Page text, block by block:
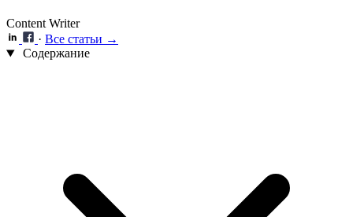
Content Writer
· Все статьи →
Содержание